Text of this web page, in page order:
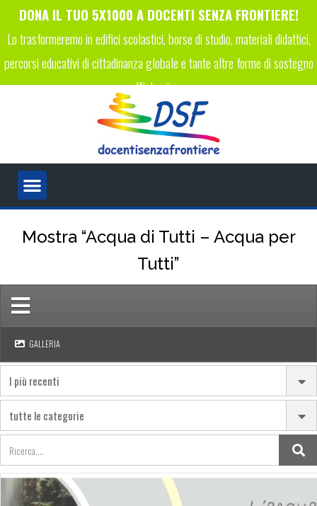
DONA IL TUO 5X1000 A DOCENTI SENZA FRONTIERE!
Lo trasformeremo in edifici scolastici, borse di studio, materiali didattici,
percorsi educativi di cittadinanza globale e tante altre forme di sostegno
all'istruzione.
INSERISCI IL CODICE FISCALE 96089450223 NELLA TUA
DICHIARAZIONE DEI REDDITI!
Mostra “Acqua di Tutti – Acqua per
Tutti”
GALLERIA